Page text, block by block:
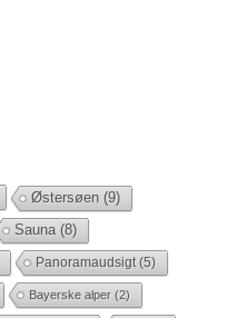
Østersøen (9)
Sauna(8)
Panoramaudsigt(5)
Bayerske alper (2)